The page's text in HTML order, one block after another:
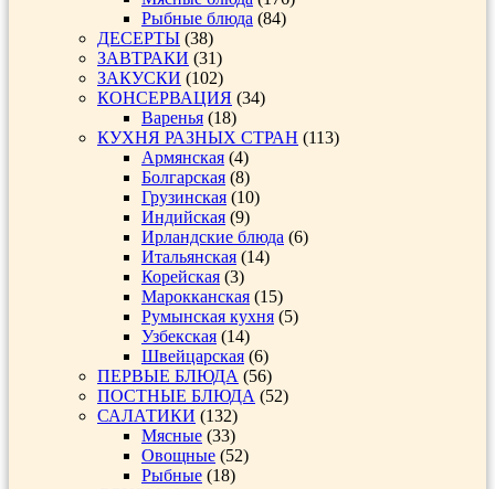
Рыбные блюда (84)
ДЕСЕРТЫ (38)
ЗАВТРАКИ (31)
ЗАКУСКИ (102)
КОНСЕРВАЦИЯ (34)
Варенья (18)
КУХНЯ РАЗНЫХ СТРАН (113)
Армянская (4)
Болгарская (8)
Грузинская (10)
Индийская (9)
Ирландские блюда (6)
Итальянская (14)
Корейская (3)
Марокканская (15)
Румынская кухня (5)
Узбекская (14)
Швейцарская (6)
ПЕРВЫЕ БЛЮДА (56)
ПОСТНЫЕ БЛЮДА (52)
САЛАТИКИ (132)
Мясные (33)
Овощные (52)
Рыбные (18)